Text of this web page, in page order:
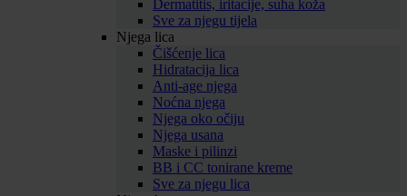
Dermatitis, iritacije, suha koža
Sve za njegu tijela
Njega lica
Čišćenje lica
Hidratacija lica
Anti-age njega
Noćna njega
Njega oko očiju
Njega usana
Maske i pilinzi
BB i CC tonirane kreme
Sve za njegu lica